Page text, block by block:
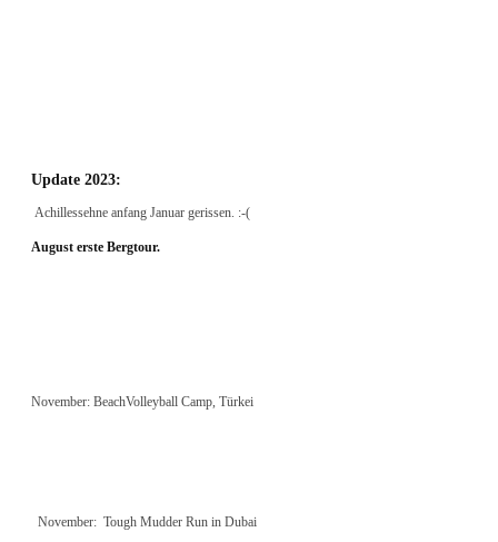
Update 2023:
Achillessehne anfang Januar gerissen. :-(
August erste Bergtour.
November: BeachVolleyball Camp, Türkei
November: Tough Mudder Run in Dubai